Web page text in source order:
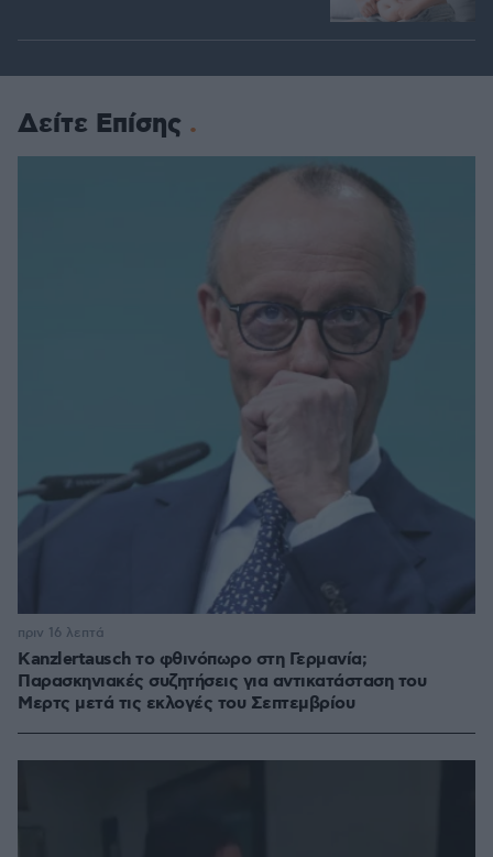
Δείτε Επίσης
Kanzlertausch το φθινόπωρο στη Γερμανία;
Παρασκηνιακές συζητήσεις για αντικατάσταση του
Μερτς μετά τις εκλογές του Σεπτεμβρίου
πριν 16 λεπτά